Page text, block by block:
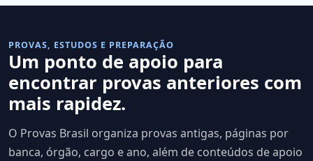
PROVAS, ESTUDOS E PREPARAÇÃO
Um ponto de apoio para
encontrar provas anteriores com
mais rapidez.
O Provas Brasil organiza provas antigas, páginas por
banca, órgão, cargo e ano, além de conteúdos de apoio